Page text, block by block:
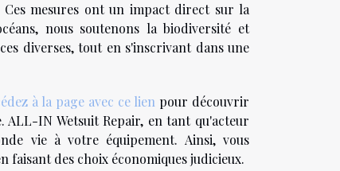
mesures ont un impact direct sur la
nous soutenons la biodiversité et
diverses, tout en s'inscrivant dans une
à la page avec ce lien pour découvrir
ALL-IN Wetsuit Repair, en tant qu'acteur
vie à votre équipement. Ainsi, vous
des choix économiques judicieux.